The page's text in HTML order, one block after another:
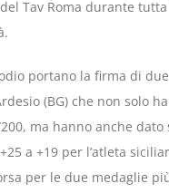
Tav Roma durante
portano la firma di
(BG) che non solo
ma hanno anche
a +19 per l’atleta
per le due medaglie